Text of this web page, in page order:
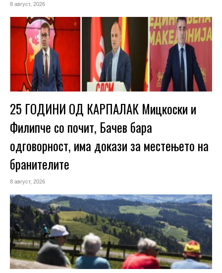
8 август, 2026
25 ГОДИНИ ОД КАРПАЛАК Мицкоски и
Филипче со почит, Бачев бара
одговорност, има докази за местењето на
бранителите
8 август, 2026